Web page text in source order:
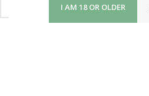
I AM 18 OR OLDER